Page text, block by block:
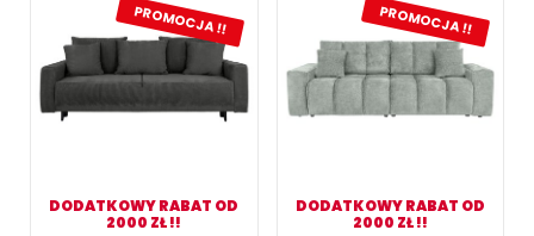
PROMOCJA !!
DODATKOWY RABAT OD
2000 ZŁ !!
PROMOCJA !!
DODATKOWY RABAT OD
2000 ZŁ !!